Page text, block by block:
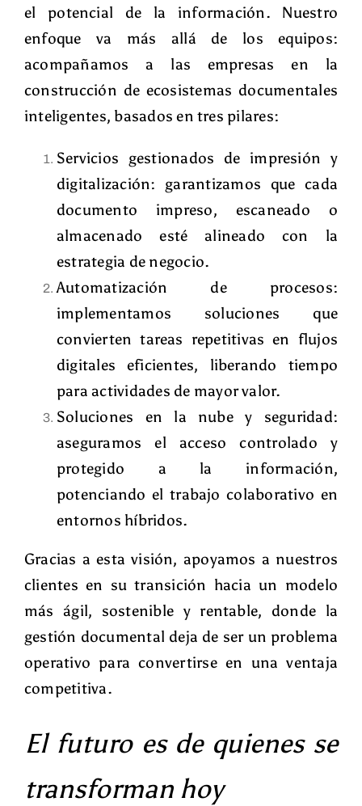
el potencial de la información. Nuestro
enfoque va más allá de los equipos:
acompañamos a las empresas en la
construcción de ecosistemas documentales
inteligentes, basados en tres pilares:
Servicios gestionados de impresión y
digitalización: garantizamos que cada
documento impreso, escaneado o
almacenado esté alineado con la
estrategia de negocio.
Automatización de procesos:
implementamos soluciones que
convierten tareas repetitivas en flujos
digitales eficientes, liberando tiempo
para actividades de mayor valor.
Soluciones en la nube y seguridad:
aseguramos el acceso controlado y
protegido a la información,
potenciando el trabajo colaborativo en
entornos híbridos.
Gracias a esta visión, apoyamos a nuestros
clientes en su transición hacia un modelo
más ágil, sostenible y rentable, donde la
gestión documental deja de ser un problema
operativo para convertirse en una ventaja
competitiva.
El futuro es de quienes se
transforman hoy